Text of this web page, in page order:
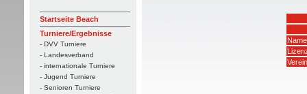
Startseite Beach
Turniere/Ergebnisse
- DVV Turniere
- Landesverband
- internationale Turniere
- Jugend Turniere
- Senioren Turniere
Verein